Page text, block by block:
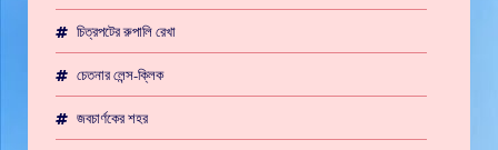
চিত্রপটের রুপালি রেখা
চেতনার লেন্স-ক্লিক
জবচার্ণকের শহর